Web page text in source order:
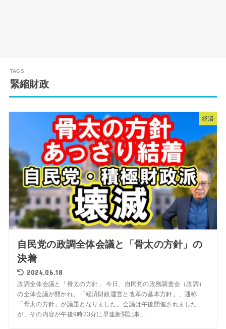
緊縮財政
経済
自民党の政調全体会議と「骨太の方針」の
決着
2024.06.18
政調全体会議と「骨太の方針」 今日、自民党の政務調査会（政調）
の全体会議が開かれ、「経済財政運営と改革の基本方針」、通称
「骨太の方針」が議題となりました。会議は午後開催されました
が、その内容が午後9時23分に早速新聞記事...